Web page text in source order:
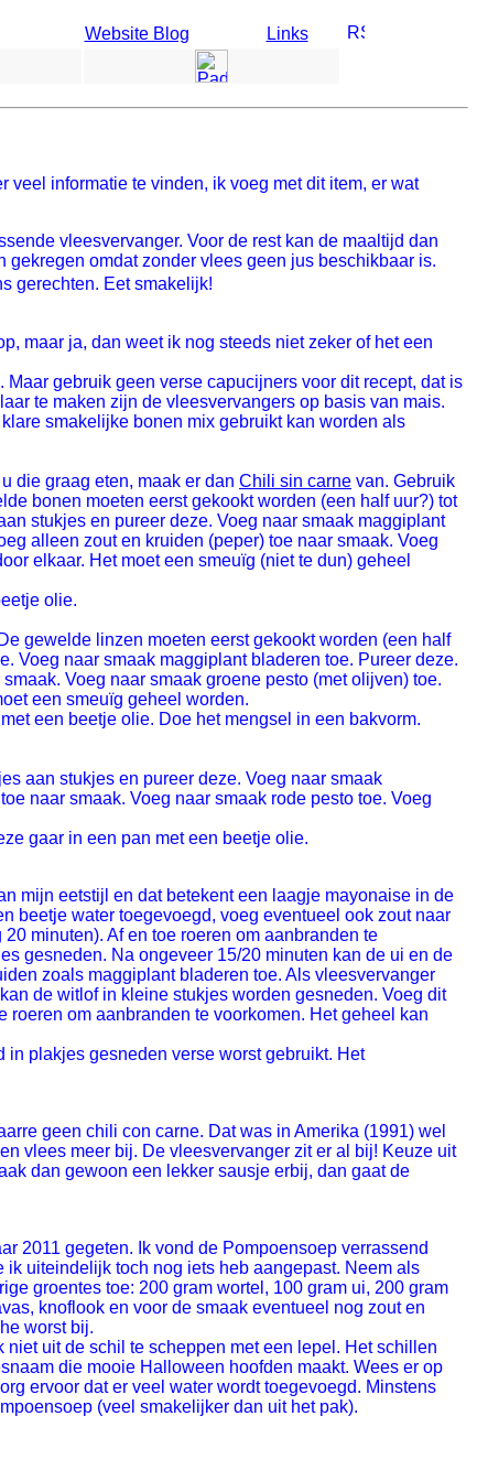
Website Blog
Links
informatie te vinden, ik voeg met dit item, er wat
vleesvervanger. Voor de rest kan de maaltijd dan
omdat zonder vlees geen jus beschikbaar is.
gerechten. Eet smakelijk!
maar ja, dan weet ik nog steeds niet zeker of het een
gebruik geen verse capucijners voor dit recept, dat is
te maken zijn de vleesvervangers op basis van mais.
smakelijke bonen mix gebruikt kan worden als
die graag eten, maak er dan Chili sin carne van. Gebruik
bonen moeten eerst gekookt worden (een half uur?) tot
stukjes en pureer deze. Voeg naar smaak maggiplant
alleen zout en kruiden (peper) toe naar smaak. Voeg
elkaar. Het moet een smeuïg (niet te dun) geheel
olie.
gewelde linzen moeten eerst gekookt worden (een half
Voeg naar smaak maggiplant bladeren toe. Pureer deze.
Voeg naar smaak groene pesto (met olijven) toe.
een smeuïg geheel worden.
een beetje olie. Doe het mengsel in een bakvorm.
aan stukjes en pureer deze. Voeg naar smaak
naar smaak. Voeg naar smaak rode pesto toe. Voeg
gaar in een pan met een beetje olie.
mijn eetstijl en dat betekent een laagje mayonaise in de
beetje water toegevoegd, voeg eventueel ook zout naar
minuten). Af en toe roeren om aanbranden te
gesneden. Na ongeveer 15/20 minuten kan de ui en de
zoals maggiplant bladeren toe. Als vleesvervanger
de witlof in kleine stukjes worden gesneden. Voeg dit
roeren om aanbranden te voorkomen. Het geheel kan
in plakjes gesneden verse worst gebruikt. Het
geen chili con carne. Dat was in Amerika (1991) wel
vlees meer bij. De vleesvervanger zit er al bij! Keuze uit
dan gewoon een lekker sausje erbij, dan gaat de
2011 gegeten. Ik vond de Pompoensoep verrassend
uiteindelijk toch nog iets heb aangepast. Neem als
groentes toe: 200 gram wortel, 100 gram ui, 200 gram
knoflook en voor de smaak eventueel nog zout en
worst bij.
uit de schil te scheppen met een lepel. Het schillen
die mooie Halloween hoofden maakt. Wees er op
ervoor dat er veel water wordt toegevoegd. Minstens
(veel smakelijker dan uit het pak).